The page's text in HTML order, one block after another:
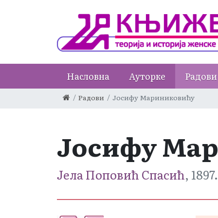
Насловна Ауторке Радови
Радови Јосифу Мариниковићу
Јосифу
Јела Поповић Спасић, 1897.